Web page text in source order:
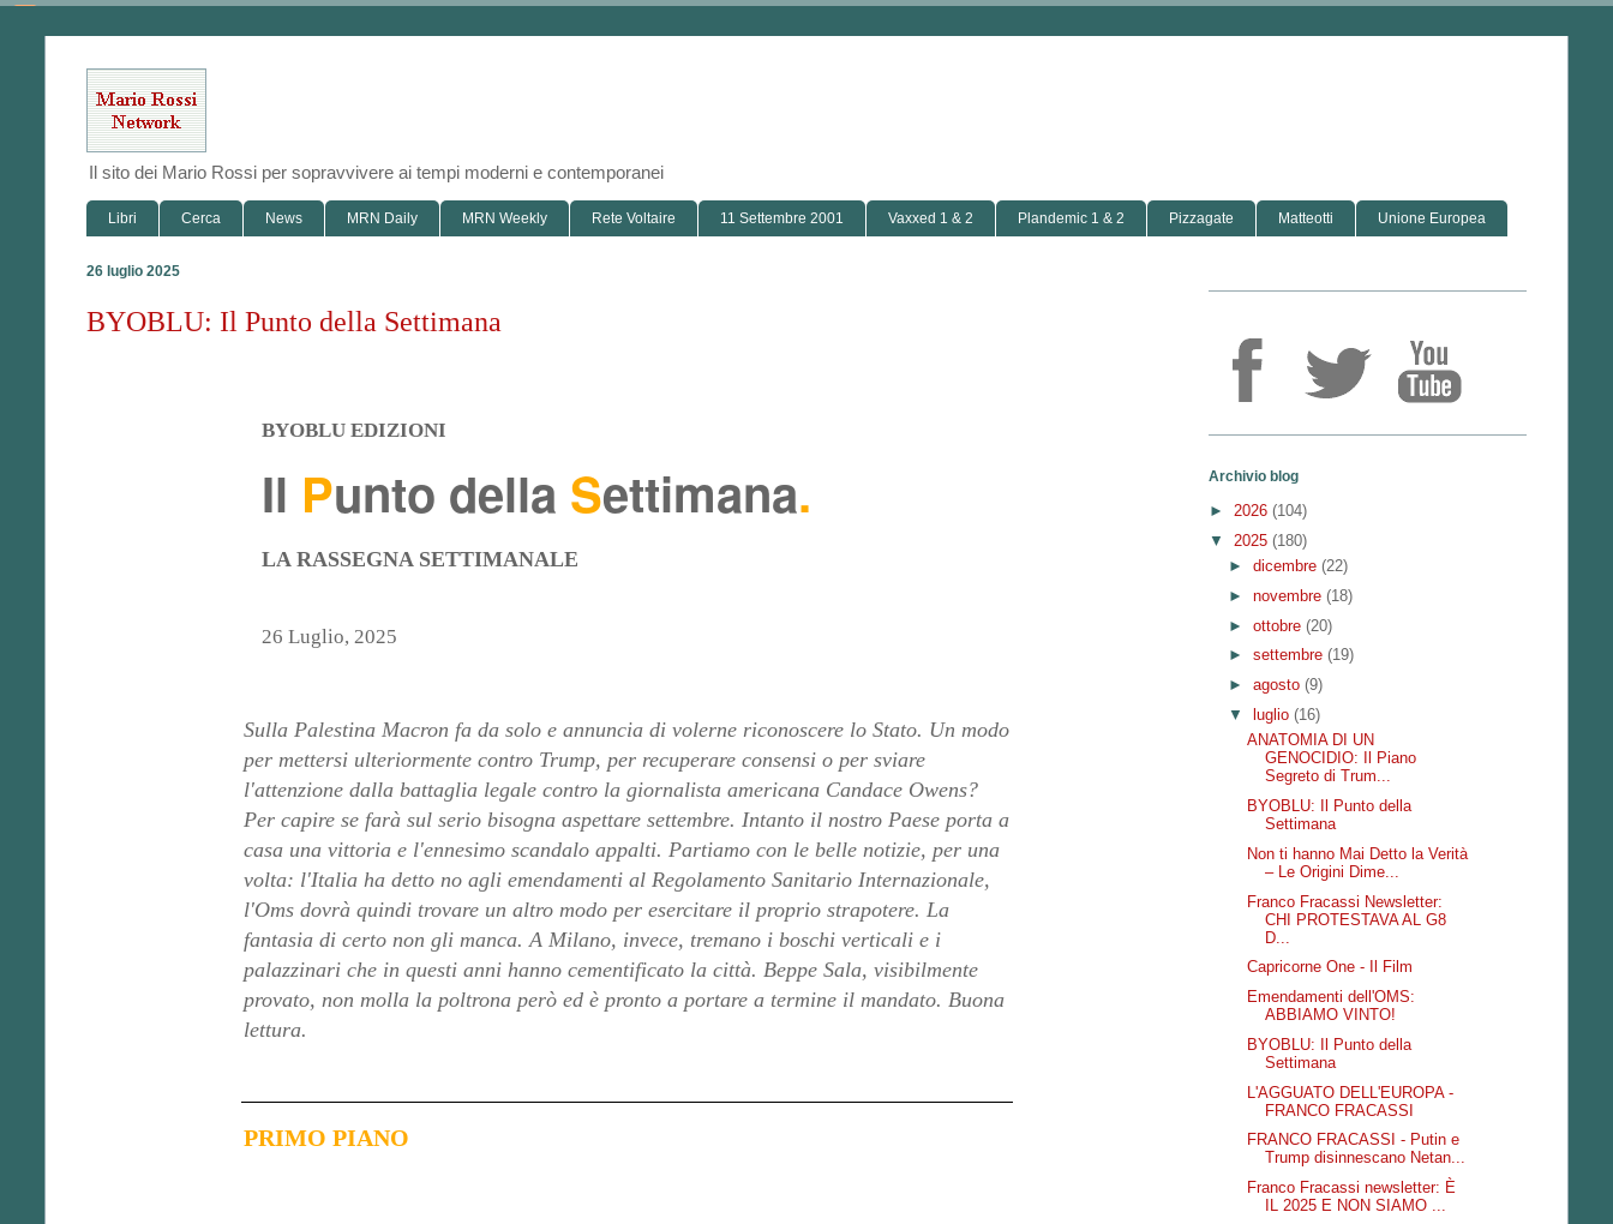
Il sito dei Mario Rossi per sopravvivere ai tempi moderni e contemporanei
Libri Cerca News MRN Daily MRN Weekly Rete Voltaire 11 Settembre 2001 Vaxxed 1 & 2 Plandemic 1 & 2 Pizzagate Matteotti Unione Europea
26 luglio 2025
BYOBLU: Il Punto della Settimana
BYOBLU EDIZIONI
Il Punto della Settimana.
LA RASSEGNA SETTIMANALE
26 Luglio, 2025
Sulla Palestina Macron fa da solo e annuncia di volerne riconoscere lo Stato. Un modo
per mettersi ulteriormente contro Trump, per recuperare consensi o per sviare
l'attenzione dalla battaglia legale contro la giornalista americana Candace Owens?
Per capire se farà sul serio bisogna aspettare settembre. Intanto il nostro Paese porta a
casa una vittoria e l'ennesimo scandalo appalti. Partiamo con le belle notizie, per una
volta: l'Italia ha detto no agli emendamenti al Regolamento Sanitario Internazionale,
l'Oms dovrà quindi trovare un altro modo per esercitare il proprio strapotere. La
fantasia di certo non gli manca. A Milano, invece, tremano i boschi verticali e i
palazzinari che in questi anni hanno cementificato la città. Beppe Sala, visibilmente
provato, non molla la poltrona però ed è pronto a portare a termine il mandato. Buona
lettura.
PRIMO PIANO
Archivio blog
► 2026 (104)
▼ 2025 (180)
► dicembre (22)
► novembre (18)
► ottobre (20)
► settembre (19)
► agosto (9)
▼
luglio (16)
ANATOMIA DI UN
GENOCIDIO: Il Piano
Segreto di Trum...
BYOBLU: Il Punto della
Settimana
Non ti hanno Mai Detto la Verità
– Le Origini Dime...
Franco Fracassi Newsletter:
CHI PROTESTAVA AL G8
D...
Capricorne One - Il Film
Emendamenti dell'OMS:
ABBIAMO VINTO!
BYOBLU: Il Punto della
Settimana
L'AGGUATO DELL'EUROPA -
FRANCO FRACASSI
FRANCO FRACASSI - Putin e
Trump disinnescano Netan...
Franco Fracassi newsletter: È
IL 2025 E NON SIAMO ...